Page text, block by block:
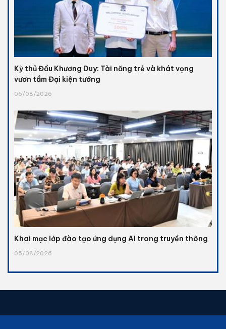
Kỳ thủ Đầu Khương Duy: Tài năng trẻ và khát vọng
vươn tầm Đại kiện tướng
06/08/2026
Khai mạc lớp đào tạo ứng dụng AI trong truyền thông
05/08/2026